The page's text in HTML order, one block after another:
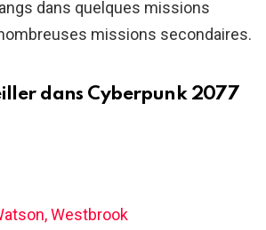
dans quelques missions
missions secondaires.
dans Cyberpunk 2077
Westbrook